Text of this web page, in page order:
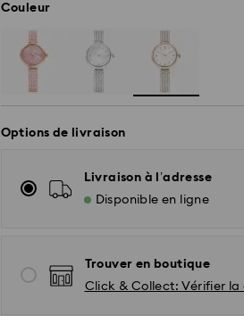
Couleur
Options de livraison
Livraison à l’adresse
Disponible en ligne
Trouver en boutique
Click & Collect: Vérifier la